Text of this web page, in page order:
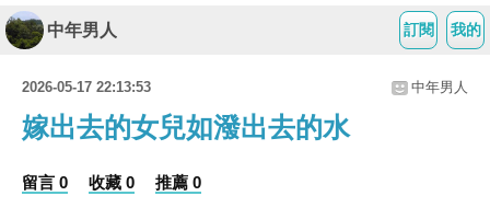
我的
訂閱
中年男人
2026-05-17 22:13:53 中年男人
嫁出去的女兒如潑出去的水
留言 0 收藏 0 推薦 0